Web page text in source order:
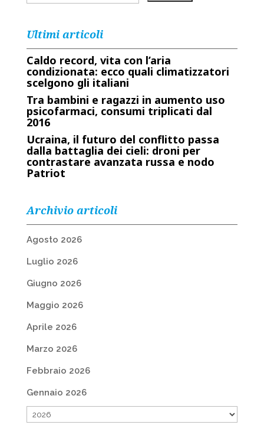
Ultimi articoli
Caldo record, vita con l’aria
condizionata: ecco quali climatizzatori
scelgono gli italiani
Tra bambini e ragazzi in aumento uso
psicofarmaci, consumi triplicati dal
2016
Ucraina, il futuro del conflitto passa
dalla battaglia dei cieli: droni per
contrastare avanzata russa e nodo
Patriot
Archivio articoli
Agosto 2026
Luglio 2026
Giugno 2026
Maggio 2026
Aprile 2026
Marzo 2026
Febbraio 2026
Gennaio 2026